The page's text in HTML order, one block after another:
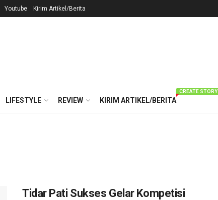
Youtube Kirim Artikel/Berita
LIFESTYLE REVIEW KIRIM ARTIKEL/BERITA
CREATE STORY
Tidar Pati Sukses Gelar Kompetisi